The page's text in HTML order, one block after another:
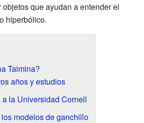
objetos que ayudan a entender el
hiperbólico.
Taimina?
años y estudios
la Universidad Cornell
modelos de ganchillo